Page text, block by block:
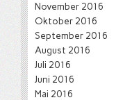
November 2016
Oktober 2016
September 2016
August 2016
Juli 2016
Juni 2016
Mai 2016